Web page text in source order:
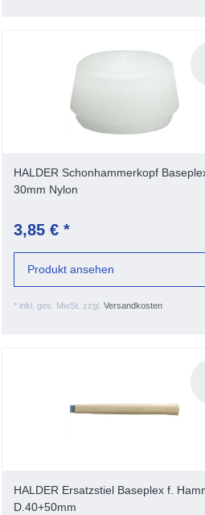
HALDER Schonhammerkopf
30mm Nylon
3,85 € *
* inkl. ges. MwSt. zzgl. Versandkosten
Produkt ansehen
HALDER Ersatzstiel Baseplex f.
D.40+50mm